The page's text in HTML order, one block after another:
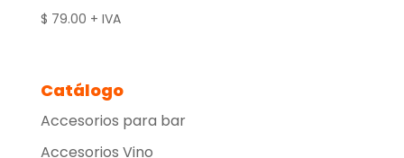
$ 79.00 + IVA
Catálogo
Accesorios para bar
Accesorios Vino